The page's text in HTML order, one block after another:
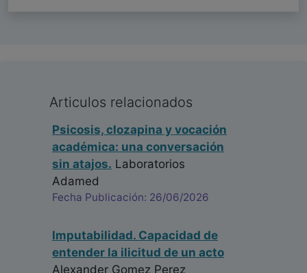
Articulos relacionados
Psicosis, clozapina y vocación
académica: una conversación
sin atajos. Laboratorios
Adamed
Fecha Publicación: 26/06/2026
Imputabilidad. Capacidad de
entender la ilicitud de un acto
Alexander Gomez Perez